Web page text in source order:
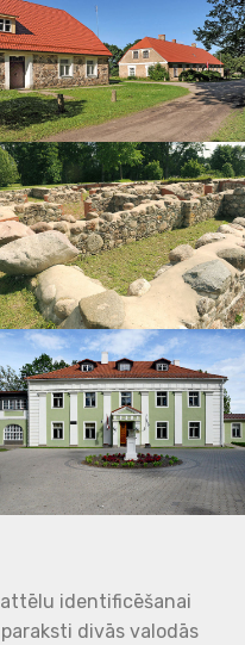
identificēšanai
divās valodās